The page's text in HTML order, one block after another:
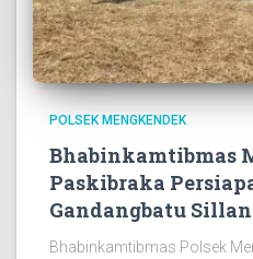
POLSEK MENGKENDEK
Bhabinkamtibmas
Paskibraka
Gandangbatu
Bhabinkamtibmas Polsek